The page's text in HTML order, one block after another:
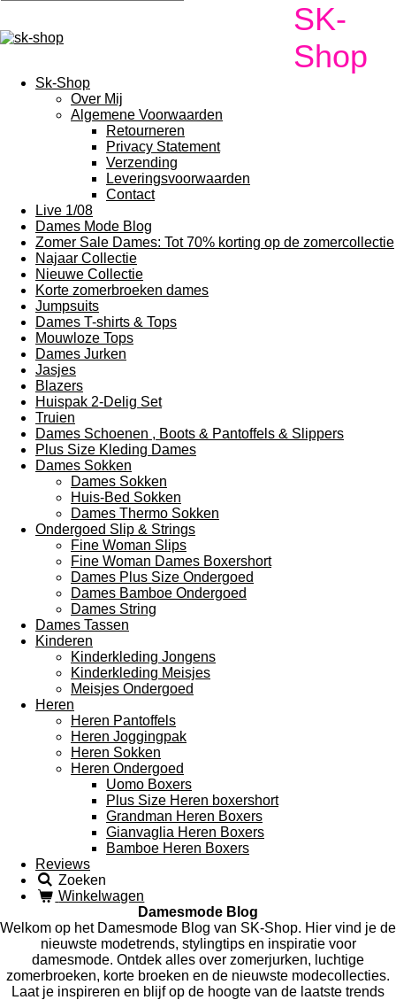
SK-
Shop
Sk-Shop
Over Mij
Algemene Voorwaarden
Retourneren
Privacy Statement
Verzending
Leveringsvoorwaarden
Contact
Live 1/08
Dames Mode Blog
Zomer Sale Dames: Tot 70% korting op de zomercollectie
Najaar Collectie
Nieuwe Collectie
Korte zomerbroeken dames
Jumpsuits
Dames T-shirts & Tops
Mouwloze Tops
Dames Jurken
Jasjes
Blazers
Huispak 2-Delig Set
Truien
Dames Schoenen , Boots & Pantoffels & Slippers
Plus Size Kleding Dames
Dames Sokken
Dames Sokken
Huis-Bed Sokken
Dames Thermo Sokken
Ondergoed Slip & Strings
Fine Woman Slips
Fine Woman Dames Boxershort
Dames Plus Size Ondergoed
Dames Bamboe Ondergoed
Dames String
Dames Tassen
Kinderen
Kinderkleding Jongens
Kinderkleding Meisjes
Meisjes Ondergoed
Heren
Heren Pantoffels
Heren Joggingpak
Heren Sokken
Heren Ondergoed
Uomo Boxers
Plus Size Heren boxershort
Grandman Heren Boxers
Gianvaglia Heren Boxers
Bamboe Heren Boxers
Reviews
Zoeken
Winkelwagen
Damesmode Blog
Welkom op het Damesmode Blog van SK-Shop. Hier vind je de
nieuwste modetrends, stylingtips en inspiratie voor
damesmode. Ontdek alles over zomerjurken, luchtige
zomerbroeken, korte broeken en de nieuwste modecollecties.
Laat je inspireren en blijf op de hoogte van de laatste trends